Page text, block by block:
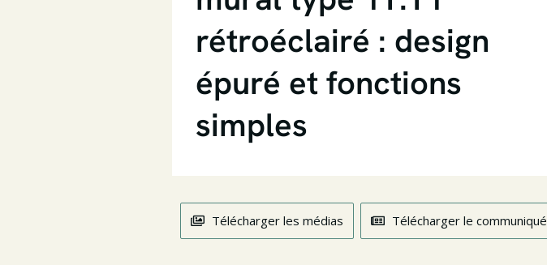
rétroéclairé : design
épuré et fonctions
simples
Télécharger les médias Télécharger le communiqué